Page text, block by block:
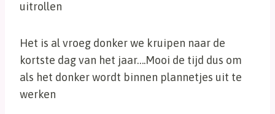
uitrollen
Het is al vroeg donker we kruipen naar de
kortste dag van het jaar….Mooi de tijd dus om
als het donker wordt binnen plannetjes uit te
werken